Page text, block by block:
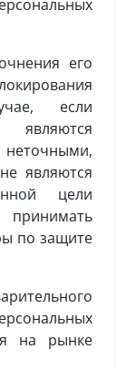
его
если
являются
цели
по защите
на рынке